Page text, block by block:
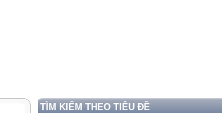
TÌM KIẾM THEO TIÊU ĐỀ